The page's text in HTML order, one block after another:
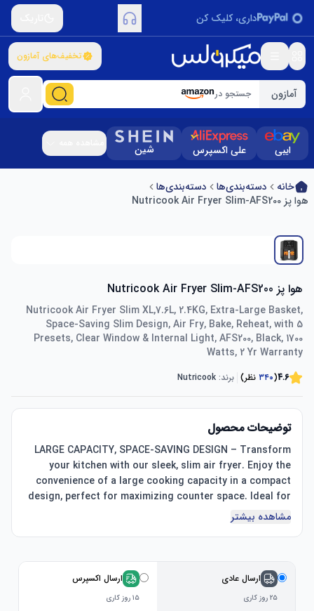
داری، کلیک کن
تخفیف‌های آمازون
آمازون جستجو در
ایبی علی اکسپرس شین
خانه دسته‌بندی‌ها
دسته‌بندی‌ها
هوا پز Nutricook Air Fryer Slim-AFS200
هوا پز Nutricook Air Fryer Slim-AFS200
Nutricook Air Fryer Slim XL,7.6L, 2.4KG, Extra-Large Basket,
Space-Saving Slim Design, Air Fry, Bake, Reheat, with 5
Presets, Clear Window & Internal Light, AFS200, Black, 1700
Watts, 2 Yr Warranty
4.6
(۳۴۰ نظر) برند: Nutricook
توضیحات محصول
مشاهده بیشتر
ارسال عادی
۲۵ روز کاری
ارسال اکسپرس
۱۵ روز کاری